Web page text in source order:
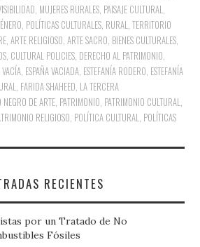
MUJERES RURALES PAISAJE CULTURAL
POLÍTICAS CULTURALES RURAL ,TERRITORIO
, ARTE RELIGIOSO ARTE SACRO BIENES CULTURALES,
CULTURAL POLICIES DERECHO AL PATRIMONIO
VACÍA ESPAÑA VACIADA ESTEFANÍA RODERO ESTEFANÍA
FARIDA SHAHEED LA TERCERA
NEGRO DE ARTE PATRIMONIO PATRIMONIO CULTURAL
RELIGIOSO POLÍTICA CULTURAL POLÍTICAS
RECIENTES
por un Tratado de No
Fósiles